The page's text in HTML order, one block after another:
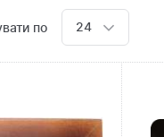
по 24